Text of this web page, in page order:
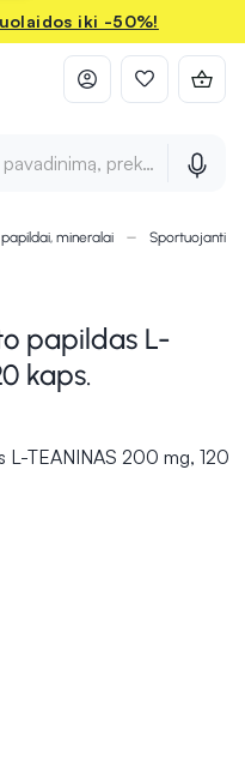
iki -50%!
prekės ženklą ir
mineralai
papildas L-
kaps.